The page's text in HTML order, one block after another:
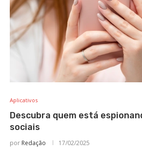
Aplicativos
Descubra quem está
sociais
por Redação 17/02/2025